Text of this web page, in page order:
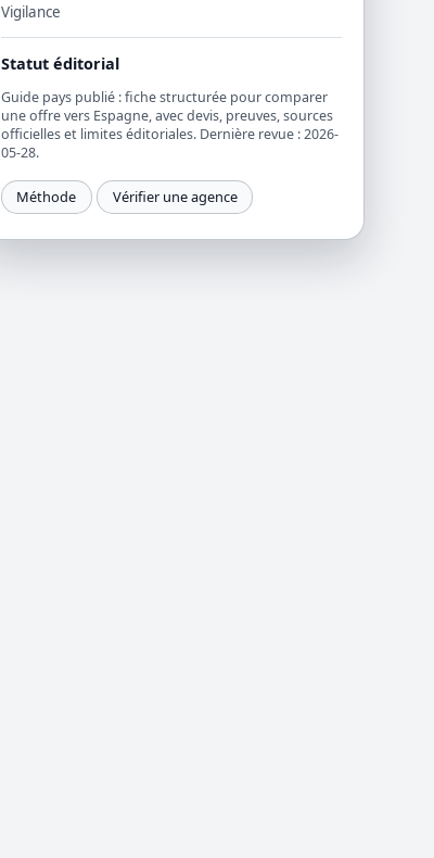
Vigilance
Statut éditorial
Guide pays publié : fiche structurée pour comparer
une offre vers Espagne, avec devis, preuves, sources
officielles et limites éditoriales. Dernière revue : 2026-
05-28.
Méthode Vérifier une agence